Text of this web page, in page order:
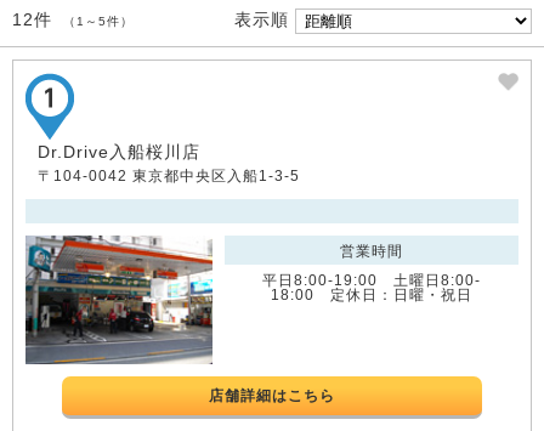
12件 （1～5件） 表示順
Dr.Drive入船桜川店
〒104-0042 東京都中央区入船1-3-5
営業時間
平日8:00-19:00 土曜日8:00-
18:00 定休日：日曜・祝日
店舗詳細はこちら